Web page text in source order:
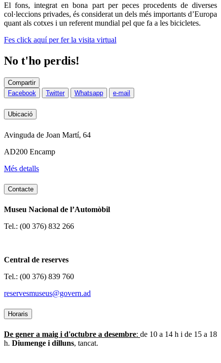
El fons, integrat en bona part per peces procedents de diverses
col·leccions privades, és considerat un dels més importants d’Europa
quant als cotxes i un referent mundial pel que fa a les bicicletes.
Fes click aquí per fer la visita virtual
No t'ho perdis!
Compartir
Facebook
Twitter Whatsapp e-mail
Ubicació
Avinguda de Joan Martí, 64
AD200 Encamp
Més detalls
Contacte
Museu Nacional de l’Automòbil
Tel.: (00 376) 832 266
Central de reserves
Tel.: (00 376) 839 760
reservesmuseus@govern.ad
Horaris
De gener a maig i d'octubre a desembre: de 10 a 14 h i de 15 a 18
h. Diumenge i dilluns, tancat.